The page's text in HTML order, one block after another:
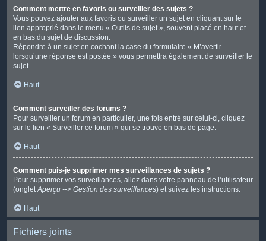
Comment mettre en favoris ou surveiller des sujets ?
Vous pouvez ajouter aux favoris ou surveiller un sujet en cliquant sur le
lien approprié dans le menu « Outils de sujet », souvent placé en haut et
en bas du sujet de discussion.
Répondre à un sujet en cochant la case du formulaire « M’avertir
lorsqu’une réponse est postée » vous permettra également de surveiller le
sujet.
Haut
Comment surveiller des forums ?
Pour surveiller un forum en particulier, une fois entré sur celui-ci, cliquez
sur le lien « Surveiller ce forum » qui se trouve en bas de page.
Haut
Comment puis-je supprimer mes surveillances de sujets ?
Pour supprimer vos surveillances, allez dans votre panneau de l’utilisateur
(ongletAperçu --> Gestion des surveillances) et suivez les instructions.
Haut
Fichiers joints